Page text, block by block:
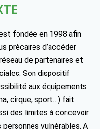
fondée en 1998 afin
précaires d’accéder
de partenaires et
Son dispositif
aux équipements
cirque, sport…) fait
des limites à concevoir
vulnérables. A